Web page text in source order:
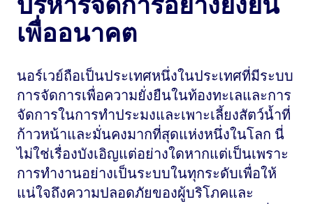
บริหารจัดการอย่างยั่งยืน
เพื่ออนาคต
นอร์เวย์ถือเป็นประเทศหนึ่งในประเทศที่มีระบบ
การจัดการเพื่อความยั่งยืนในท้องทะเลและการ
จัดการในการทำประมงและเพาะเลี้ยงสัตว์น้ำที่
ก้าวหน้าและมั่นคงมากที่สุดแห่งหนึ่งในโลก นี่
ไม่ใช่เรื่องบังเอิญแต่อย่างใดหากแต่เป็นเพราะ
การทำงานอย่างเป็นระบบในทุกระดับเพื่อให้
แน่ใจถึงความปลอดภัยของผู้บริโภคและ